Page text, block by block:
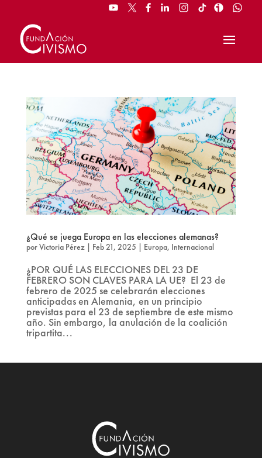
¿Qué se juega Europa en las elecciones alemanas?
porVictoria Pérez| Feb 21, 2025 Europa, Internacional
¿POR QUÉ LAS ELECCIONES DEL 23 DE
FEBRERO SON CLAVES PARA LA UE? El 23 de
febrero de 2025 se celebrarán elecciones
anticipadas en Alemania, en un principio
previstas para el 23 de septiembre de este mismo
año. Sin embargo, la anulación de la coalición
tripartita...